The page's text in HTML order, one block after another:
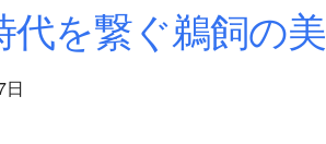
代を繋ぐ鵜飼の美
日